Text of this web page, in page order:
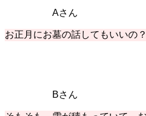
Aさん
お正月にお墓の話してもいいの？
Bさん